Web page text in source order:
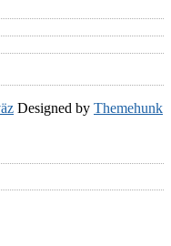
Designed by Themehunk